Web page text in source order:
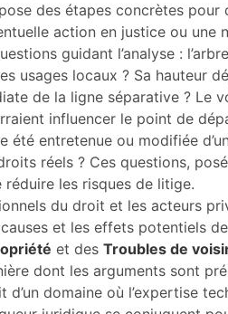
des étapes concrètes
action en justice ou une
guidant l’analyse :
usages locaux ? Sa hauteur
de la ligne séparative ? Le
influencer le point de
été entretenue ou modifiée
réels ? Ces questions,
les risques de litige.
du droit et les acteurs
et les effets potentiels
et des Troubles de
dont les arguments sont
d’un domaine où l’expertise